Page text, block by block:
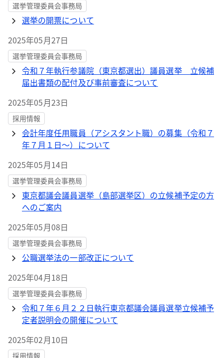
選挙管理委員会事務局
選挙の開票について
2025年05月27日
選挙管理委員会事務局
令和７年執行参議院（東京都選出）議員選挙 立候補
届出書類の配付及び事前審査について
2025年05月23日
採用情報
会計年度任用職員（アシスタント職）の募集（令和７
年７月１日～）について
2025年05月14日
選挙管理委員会事務局
東京都議会議員選挙（島部選挙区）の立候補予定の方
へのご案内
2025年05月08日
選挙管理委員会事務局
公職選挙法の一部改正について
2025年04月18日
選挙管理委員会事務局
令和７年６月２２日執行東京都議会議員選挙立候補予
定者説明会の開催について
2025年02月10日
採用情報